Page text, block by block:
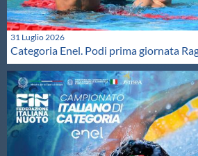
31 Luglio 2026
Categoria Enel. Podi prima giornata